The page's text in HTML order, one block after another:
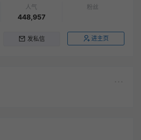
人气
448,957
粉丝
发私信 进主页